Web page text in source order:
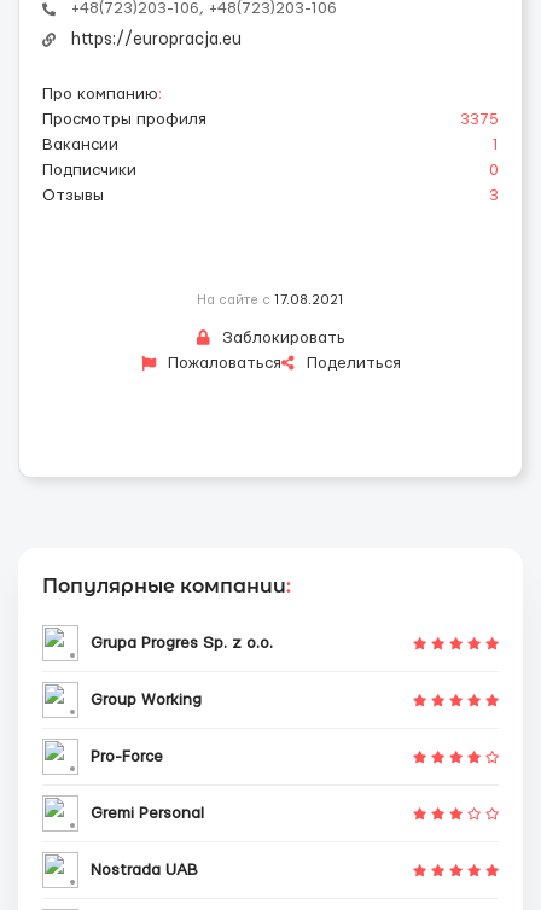
+48(723)203-106, +48(723)203-106
https://europracja.eu
Про компанию:
Просмотры профиля
3375
Вакансии
1
Подписчики
0
Отзывы
3
На сайте с 17.08.2021
Заблокировать
Пожаловаться
Поделиться
Популярные компании:
Grupa Progres Sp. z o.o.
Group Working
Pro-Force
Gremi Personal
Nostrada UAB